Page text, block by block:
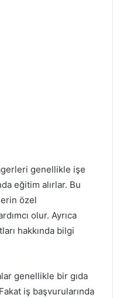
genellikle işe
eğitim alırlar. Bu
özel
olur. Ayrıca
hakkında bilgi
genellikle bir gıda
iş başvurularında